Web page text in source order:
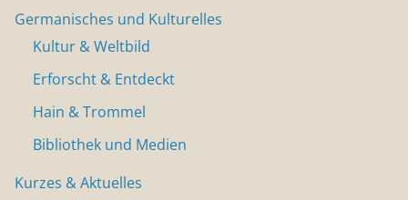
Germanisches und Kulturelles
Kultur & Weltbild
Erforscht & Entdeckt
Hain & Trommel
Bibliothek und Medien
Kurzes & Aktuelles